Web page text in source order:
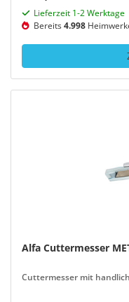
Lieferzeit 1-2 Werktage
Bereits4.998
Alfa Cuttermesser
Cuttermesser mit